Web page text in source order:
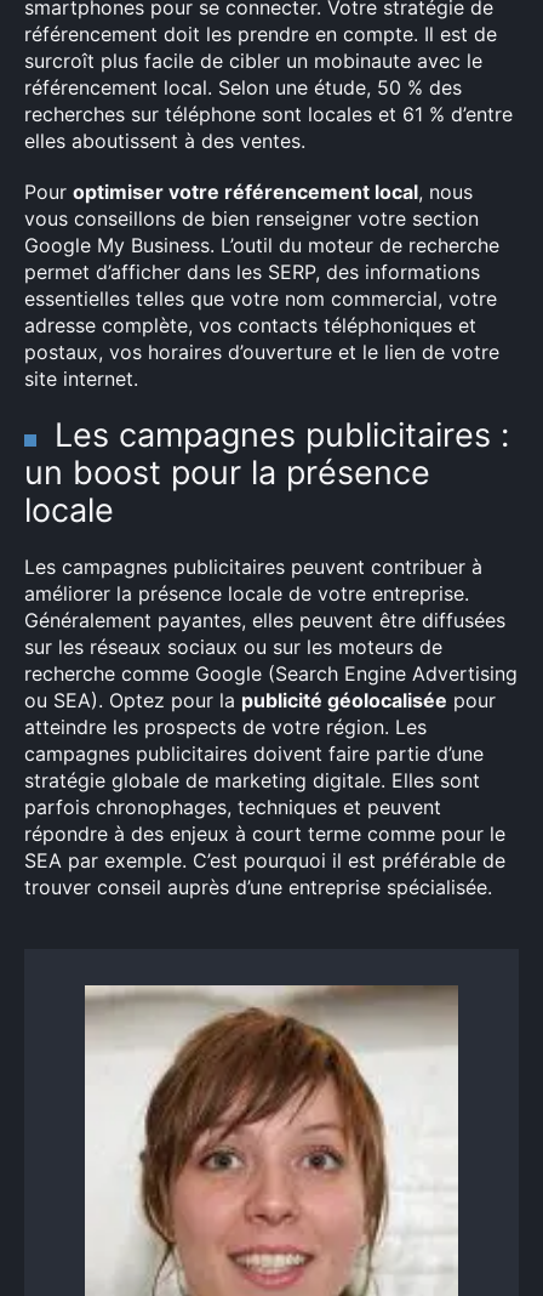
smartphones pour se connecter. Votre stratégie de
référencement doit les prendre en compte. Il est de
surcroît plus facile de cibler un mobinaute avec le
référencement local. Selon une étude, 50 % des
recherches sur téléphone sont locales et 61 % d’entre
elles aboutissent à des ventes.
Pour optimiser votre référencement local, nous
vous conseillons de bien renseigner votre section
Google My Business. L’outil du moteur de recherche
permet d’afficher dans les SERP, des informations
essentielles telles que votre nom commercial, votre
adresse complète, vos contacts téléphoniques et
postaux, vos horaires d’ouverture et le lien de votre
site internet.
Les campagnes publicitaires :
un boost pour la présence
locale
Les campagnes publicitaires peuvent contribuer à
améliorer la présence locale de votre entreprise.
Généralement payantes, elles peuvent être diffusées
sur les réseaux sociaux ou sur les moteurs de
recherche comme Google (Search Engine Advertising
ou SEA). Optez pour la publicité géolocalisée pour
atteindre les prospects de votre région. Les
campagnes publicitaires doivent faire partie d’une
stratégie globale de marketing digitale. Elles sont
parfois chronophages, techniques et peuvent
répondre à des enjeux à court terme comme pour le
SEA par exemple. C’est pourquoi il est préférable de
trouver conseil auprès d’une entreprise spécialisée.
Rechercher
: